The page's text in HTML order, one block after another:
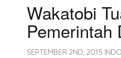
Wakatobi
Pemerintah
SEPTEMBER 2ND, 2015